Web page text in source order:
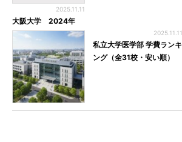
2025.11.11
大阪大学 2024年
2025.11.11
私立大学医学部 学費ランキ
ング（全31校・安い順）